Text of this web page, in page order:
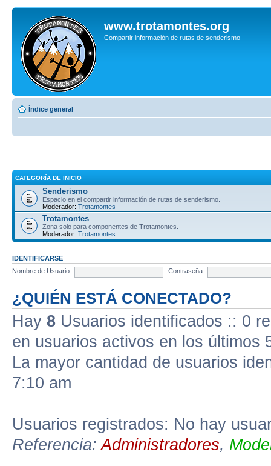
www.trotamontes.org
Compartir información de rutas de senderismo
Índice general
CATEGORÍA DE INICIO
Senderismo
Espacio en el compartir información de rutas de senderismo.
Moderador: Trotamontes
Trotamontes
Zona solo para componentes de Trotamontes.
Moderador: Trotamontes
IDENTIFICARSE
Nombre de Usuario:
Contraseña:
¿QUIÉN ESTÁ CONECTADO?
Hay 8 Usuarios identificados :: 0
en usuarios activos en los últimos
La mayor cantidad de usuarios
7:10 am
Usuarios registrados: No hay
Referencia:Administradores,